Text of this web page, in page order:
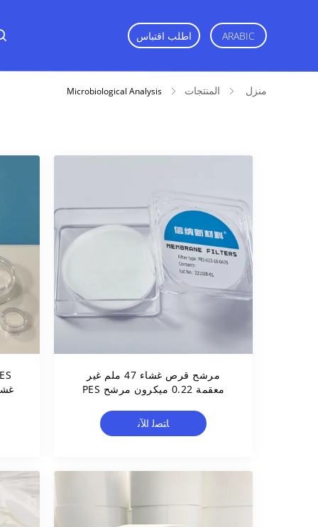
اطلب اقتباس ARABIC
منزل المنتجات Microbiological Analysis
مرشح قرص غشاء 47 ملم غير
معقمة 0.22 ميكرون مرشح PES
ﺎﺘﺼﻟ ﺍﻶﻧ